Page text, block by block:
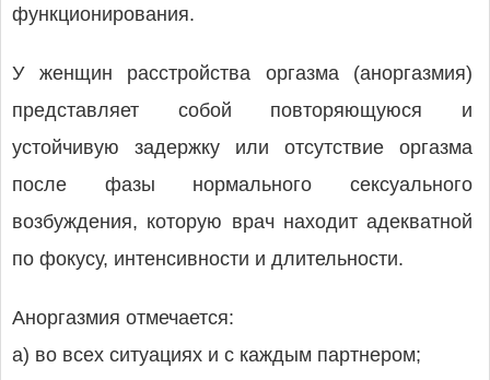
функционирования.
У женщин расстройства оргазма (аноргазмия)
представляет собой повторяющуюся и
устойчивую задержку или отсутствие оргазма
после фазы нормального сексуального
возбуждения, которую врач находит адекватной
по фокусу, интенсивности и длительности.
Аноргазмия отмечается:
а) во всех ситуациях и с каждым партнером;